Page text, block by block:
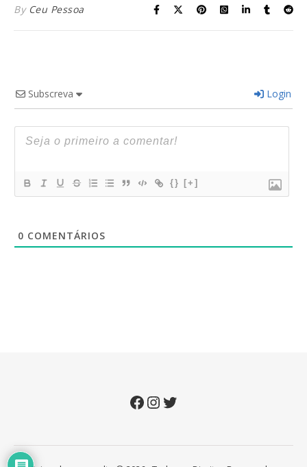
By Ceu Pessoa
Subscreva Login
{} [+]
0 COMENTÁRIOS
Facebook
Instagram
Twitter